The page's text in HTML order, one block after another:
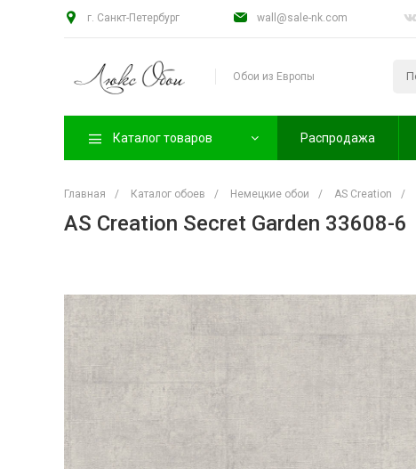
г. Санкт-Петербург wall@sale-nk.com
Обои из Европы
Каталог товаров Распродажа
Главная / Каталог обоев / Немецкие обои / AS Creation /
AS Creation Secret Garden 33608-6